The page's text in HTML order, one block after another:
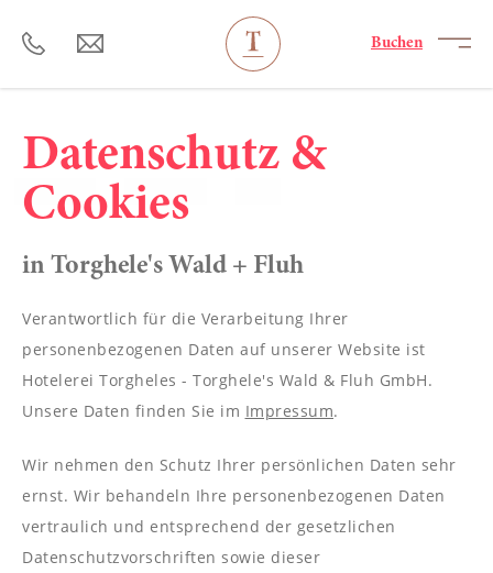
----
----
Buchen
Datenschutz &
Cookies
in Torghele's Wald + Fluh
Verantwortlich für die Verarbeitung Ihrer
personenbezogenen Daten auf unserer Website ist
Hotelerei Torgheles - Torghele's Wald & Fluh GmbH.
Unsere Daten finden Sie im Impressum.
Wir nehmen den Schutz Ihrer persönlichen Daten sehr
ernst. Wir behandeln Ihre personenbezogenen Daten
vertraulich und entsprechend der gesetzlichen
Datenschutzvorschriften sowie dieser